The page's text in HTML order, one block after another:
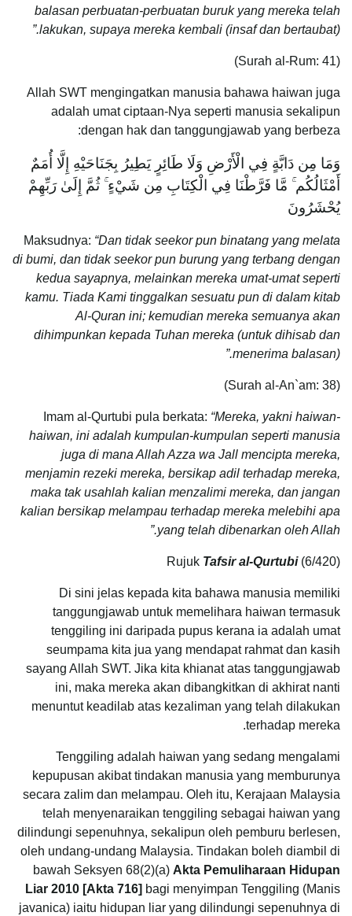
balasan perbuatan-perbuatan buruk yang mereka telah
lakukan, supaya mereka kembali (insaf dan bertaubat).”
(Surah al-Rum: 41)
Allah SWT mengingatkan manusia bahawa haiwan juga
adalah umat ciptaan-Nya seperti manusia sekalipun
dengan hak dan tanggungjawab yang berbeza:
وَمَا مِن دَابَّةٍ فِي الْأَرْضِ وَلَا طَائِرٍ يَطِيرُ بِجَنَاحَيْهِ إِلَّا أُمَمٌ
أَمْثَالُكُم ۚ مَّا فَرَّطْنَا فِي الْكِتَابِ مِن شَيْءٍ ۚ ثُمَّ إِلَىٰ رَبِّهِمْ
يُحْشَرُونَ
Maksudnya: “Dan tidak seekor pun binatang yang melata
di bumi, dan tidak seekor pun burung yang terbang dengan
kedua sayapnya, melainkan mereka umat-umat seperti
kamu. Tiada Kami tinggalkan sesuatu pun di dalam kitab
Al-Quran ini; kemudian mereka semuanya akan
dihimpunkan kepada Tuhan mereka (untuk dihisab dan
menerima balasan).”
(Surah al-An`am: 38)
Imam al-Qurtubi pula berkata: “Mereka, yakni haiwan-
haiwan, ini adalah kumpulan-kumpulan seperti manusia
juga di mana Allah Azza wa Jall mencipta mereka,
menjamin rezeki mereka, bersikap adil terhadap mereka,
maka tak usahlah kalian menzalimi mereka, dan jangan
kalian bersikap melampau terhadap mereka melebihi apa
yang telah dibenarkan oleh Allah.”
Rujuk Tafsir al-Qurtubi(6/420)
Di sini jelas kepada kita bahawa manusia memiliki
tanggungjawab untuk memelihara haiwan termasuk
tenggiling ini daripada pupus kerana ia adalah umat
seumpama kita jua yang mendapat rahmat dan kasih
sayang Allah SWT. Jika kita khianat atas tanggungjawab
ini, maka mereka akan dibangkitkan di akhirat nanti
menuntut keadilab atas kezaliman yang telah dilakukan
terhadap mereka.
Tenggiling adalah haiwan yang sedang mengalami
kepupusan akibat tindakan manusia yang memburunya
secara zalim dan melampau. Oleh itu, Kerajaan Malaysia
telah menyenaraikan tenggiling sebagai haiwan yang
dilindungi sepenuhnya, sekalipun oleh pemburu berlesen,
oleh undang-undang Malaysia. Tindakan boleh diambil di
bawah Seksyen 68(2)(a) Akta Pemuliharaan Hidupan
Liar 2010 [Akta 716] bagi menyimpan Tenggiling (Manis
javanica) iaitu hidupan liar yang dilindungi sepenuhnya di